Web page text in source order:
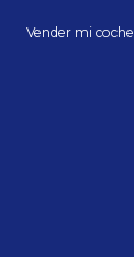
Vender mi coche